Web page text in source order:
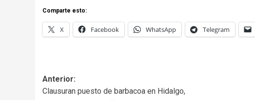
Comparte esto:
X Facebook WhatsApp Telegram
Anterior:
Clausuran puesto de barbacoa en Hidalgo,